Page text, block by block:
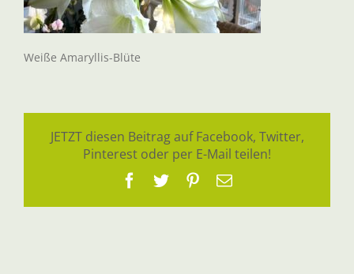
Weiße Amaryllis-Blüte
JETZT diesen Beitrag auf Facebook, Twitter,
Pinterest oder per E-Mail teilen!
Facebook
TwitterPinterest
E-